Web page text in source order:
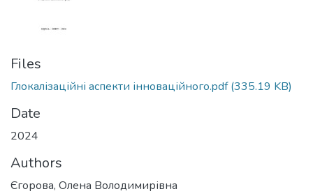
Files
Глокалізаційні аспекти інноваційного.pdf(335.19 KB)
Date
2024
Authors
Єгорова, Олена Володимирівна